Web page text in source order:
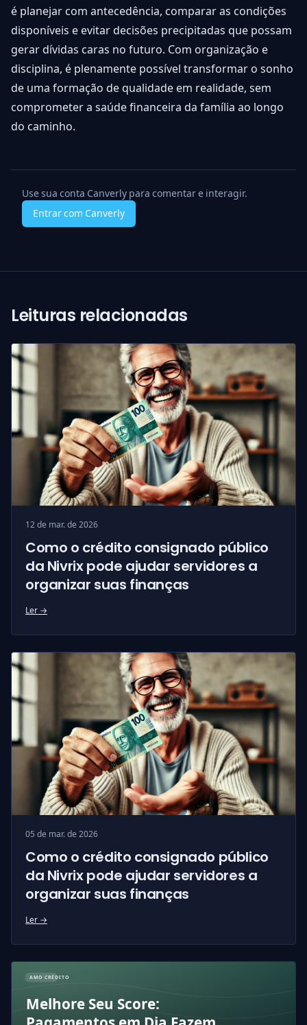
é planejar com antecedência, comparar as condições
disponíveis e evitar decisões precipitadas que possam
gerar dívidas caras no futuro. Com organização e
disciplina, é plenamente possível transformar o sonho
de uma formação de qualidade em realidade, sem
comprometer a saúde financeira da família ao longo
do caminho.
Use sua conta Canverly para comentar e interagir.
Entrar com Canverly
Leituras relacionadas
12 de mar. de 2026
Como o crédito consignado público
da Nivrix pode ajudar servidores a
organizar suas finanças
Ler →
05 de mar. de 2026
Como o crédito consignado público
da Nivrix pode ajudar servidores a
organizar suas finanças
Ler →